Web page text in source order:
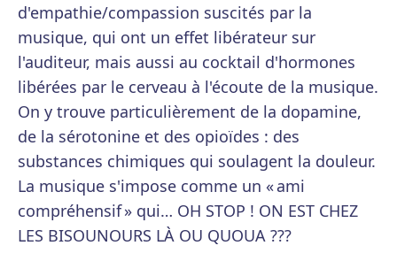
d'empathie/compassion suscités par la
musique, qui ont un effet libérateur sur
l'auditeur, mais aussi au cocktail d'hormones
libérées par le cerveau à l'écoute de la musique.
On y trouve particulièrement de la dopamine,
de la sérotonine et des opioïdes : des
substances chimiques qui soulagent la douleur.
La musique s'impose comme un « ami
compréhensif » qui… OH STOP ! ON EST CHEZ
LES BISOUNOURS LÀ OU QUOUA ???